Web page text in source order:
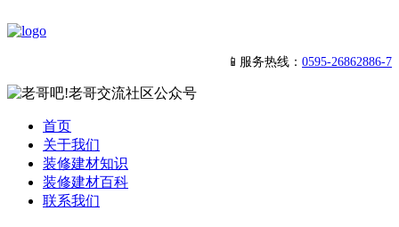
📱服务热线： 0595-26862886-7
首页
关于我们
装修建材知识
装修建材百科
联系我们